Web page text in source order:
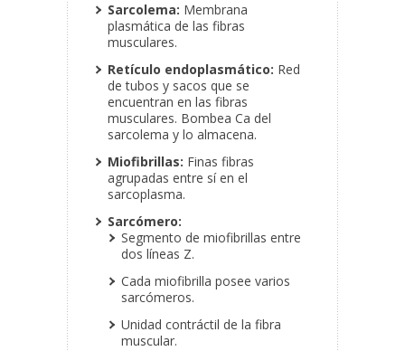
Sarcolema: Membrana
plasmática de las fibras
musculares.
Retículo endoplasmático: Red
de tubos y sacos que se
encuentran en las fibras
musculares. Bombea Ca del
sarcolema y lo almacena.
Miofibrillas: Finas fibras
agrupadas entre sí en el
sarcoplasma.
Sarcómero:
Segmento de miofibrillas entre
dos líneas Z.
Cada miofibrilla posee varios
sarcómeros.
Unidad contráctil de la fibra
muscular.